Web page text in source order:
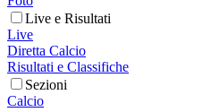
Live e Risultati
Live
Diretta Calcio
Risultati e Classifiche
Sezioni
Calcio